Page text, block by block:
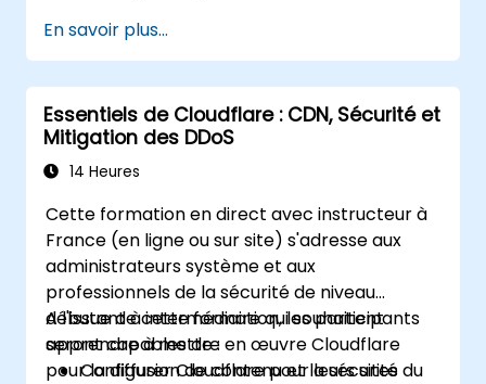
Établir un plan d'intervention en cas
d'incident pour contenir et atténuer les
violations.
Mener des enquêtes médico-légales et
évaluer l'impact des violations.
Respecter les exigences légales et
des violations.
Se remettre des violations de données et
renforcer les mesures de sécurité.
En savoir plus...
Essentiels de Cloudflare : CDN, Sécurité et
Mitigation des DDoS
14 Heures
Cette formation en direct avec instructeur à
France (en ligne ou sur site) s'adresse aux
administrateurs système et aux
professionnels de la sécurité de niveau
débutant à intermédiaire qui souhaitent
apprendre à mettre en œuvre Cloudflare
pour la diffusion de contenu et la sécurité du
A l'issue de cette formation, les participants
seront capables de :
Configurer Cloudflare pour leurs sites